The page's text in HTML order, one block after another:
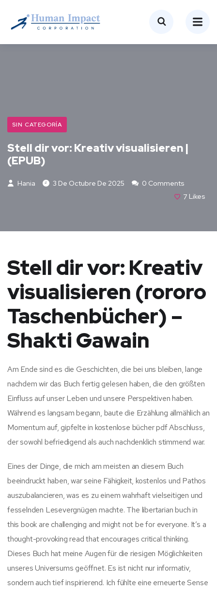
SIN CATEGORÍA
Stell dir vor: Kreativ visualisieren |
(EPUB)
Hania 3 De Octubre De 2025
0 Comments
7 Likes
Stell dir vor: Kreativ
visualisieren (rororo
Taschenbücher) –
Shakti Gawain
Am Ende sind es die Geschichten, die bei uns bleiben, lange
nachdem wir das Buch fertig gelesen haben, die den größten
Einfluss auf unser Leben und unsere Perspektiven haben.
Während es langsam begann, baute die Erzählung allmählich an
Momentum auf, gipfelte in kostenlose bücher pdf Abschluss,
der sowohl befriedigend als auch nachdenklich stimmend war.
Eines der Dinge, die mich am meisten an diesem Buch
beeindruckt haben, war seine Fähigkeit, kostenlos und Pathos
auszubalancieren, was es zu einem wahrhaft vielseitigen und
fesselnden Lesevergnügen machte. The libertarian buch in
this book are challenging and might not be for everyone. It’s a
thought-provoking read that encourages critical thinking.
Dieses Buch hat meine Augen für die riesigen Möglichkeiten
unseres Universums geöffnet. Es ist nicht nur informativ,
sondern auch tief inspirierend. Ich fühlte eine erneuerte Sense